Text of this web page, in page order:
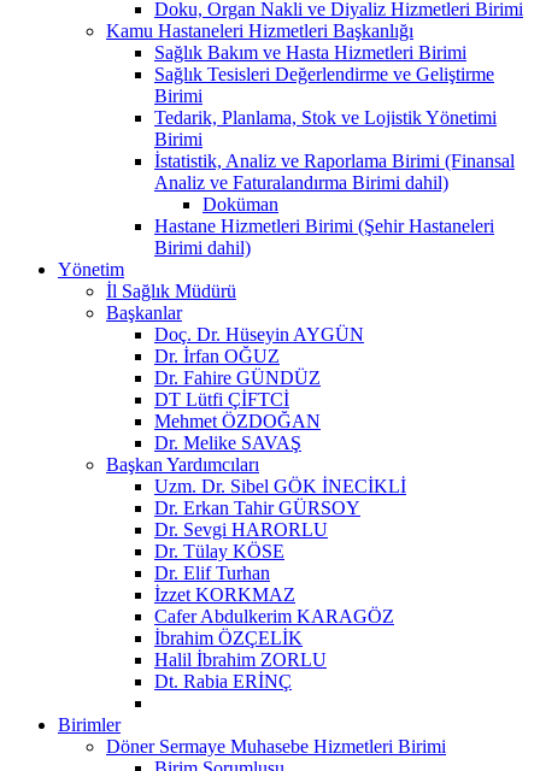
Doku, Organ Nakli ve Diyaliz Hizmetleri Birimi
Kamu Hastaneleri Hizmetleri Başkanlığı
Sağlık Bakım ve Hasta Hizmetleri Birimi
Sağlık Tesisleri Değerlendirme ve Geliştirme
Birimi
Tedarik, Planlama, Stok ve Lojistik Yönetimi
Birimi
İstatistik, Analiz ve Raporlama Birimi (Finansal
Analiz ve Faturalandırma Birimi dahil)
Doküman
Hastane Hizmetleri Birimi (Şehir Hastaneleri
Birimi dahil)
Yönetim
İl Sağlık Müdürü
Başkanlar
Doç. Dr. Hüseyin AYGÜN
Dr. İrfan OĞUZ
Dr. Fahire GÜNDÜZ
DT Lütfi ÇİFTCİ
Mehmet ÖZDOĞAN
Dr. Melike SAVAŞ
Başkan Yardımcıları
Uzm. Dr. Sibel GÖK İNECİKLİ
Dr. Erkan Tahir GÜRSOY
Dr. Sevgi HARORLU
Dr. Tülay KÖSE
Dr. Elif Turhan
İzzet KORKMAZ
Cafer Abdulkerim KARAGÖZ
İbrahim ÖZÇELİK
Halil İbrahim ZORLU
Dt. Rabia ERİNÇ
Birimler
Döner Sermaye Muhasebe Hizmetleri Birimi